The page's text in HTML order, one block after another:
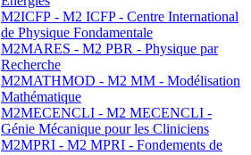
M2ICFP - M2 ICFP - Centre International
de Physique Fondamentale
M2MARES - M2 PBR - Physique par
Recherche
M2MATHMOD - M2 MM - Modélisation
Mathématique
M2MECENCLI - M2 MECENCLI -
Génie Mécanique pour les Cliniciens
M2MPRI - M2 MPRI - Fondements de